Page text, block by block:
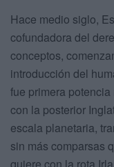
Hace medio siglo,
cofundadora del
conceptos,
introducción del
fue primera
con la posterior
escala planetaria,
sin más comparsas